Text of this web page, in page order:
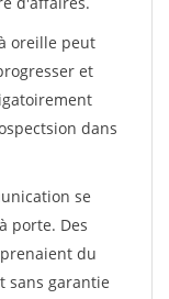
oreille peut
et
dans
se
porte. Des
du
sans garantie